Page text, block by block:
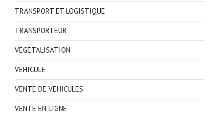
TRANSPORT ET LOGISTIQUE
TRANSPORTEUR
VEGETALISATION
VEHICULE
VENTE DE VEHICULES
VENTE EN LIGNE